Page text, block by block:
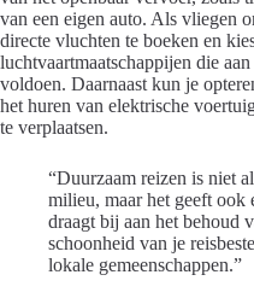
van een eigen auto. Als vliegen
directe vluchten te boeken en
luchtvaartmaatschappijen die
voldoen. Daarnaast kun je
het huren van elektrische
te verplaatsen.
“Duurzaam reizen is niet
milieu, maar het geeft ook
draagt bij aan het behoud
schoonheid van je
lokale gemeenschappen.”